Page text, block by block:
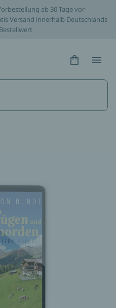
ab 30 Tage vor
Versand innerhalb Deutschlands
Hidden